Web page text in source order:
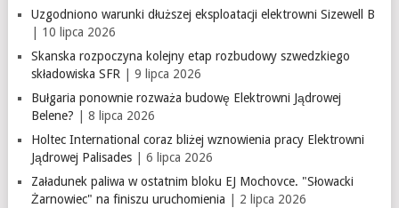
Uzgodniono warunki dłuższej eksploatacji elektrowni Sizewell B
| 10 lipca 2026
Skanska rozpoczyna kolejny etap rozbudowy szwedzkiego
składowiska SFR| 9 lipca 2026
Bułgaria ponownie rozważa budowę Elektrowni Jądrowej
Belene? | 8 lipca 2026
Holtec International coraz bliżej wznowienia pracy Elektrowni
Jądrowej Palisades| 6 lipca 2026
Załadunek paliwa w ostatnim bloku EJ Mochovce. "Słowacki
Żarnowiec" na finiszu uruchomienia | 2 lipca 2026